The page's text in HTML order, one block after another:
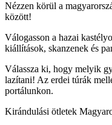
Nézzen körül a
között!
Válogasson a hazai
kiállítások, skanzenek és
Válassza ki, hogy melyik
lazítani! Az erdei túrák
portálunkon.
Kirándulási ötletek